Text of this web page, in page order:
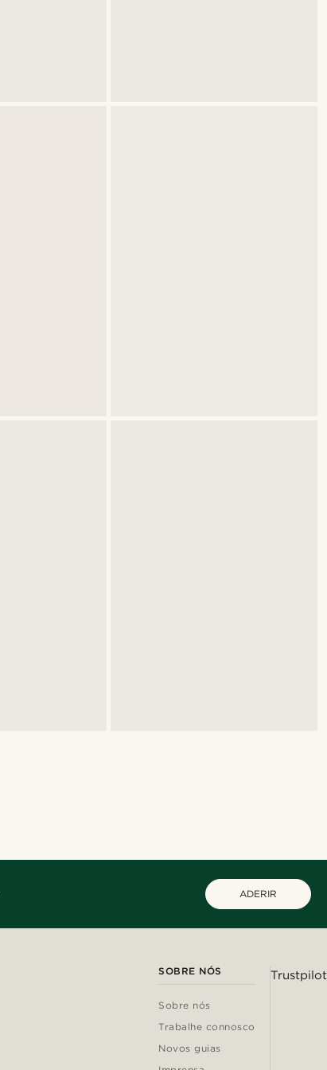
ADERIR
SOBRE NÓS
Sobre nós
Trabalhe connosco
Novos guias
Trustpilot